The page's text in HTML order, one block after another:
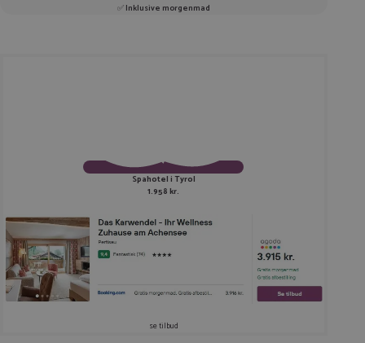
✅Inklusive morgenmad
Spahotel i Tyrol
1.958 kr.
se tilbud